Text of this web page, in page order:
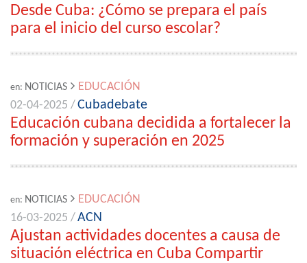
Desde Cuba: ¿Cómo se prepara el país
para el inicio del curso escolar?
en: NOTICIAS
EDUCACIÓN
02-04-2025 /Cubadebate
Educación cubana decidida a fortalecer la
formación y superación en 2025
en: NOTICIAS
EDUCACIÓN
16-03-2025 /ACN
Ajustan actividades docentes a causa de
situación eléctrica en Cuba Compartir